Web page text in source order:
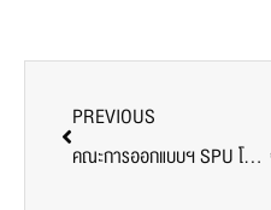
PREVIOUS
คณะการออกแบบฯ SPU โชว์ผลงานออกแบบ วัฒนธรรมไทยสู่ดีไซน์สากล ผ่านโปรเจกต์ ‘สิเน่หา บูทีคโฮเทล’